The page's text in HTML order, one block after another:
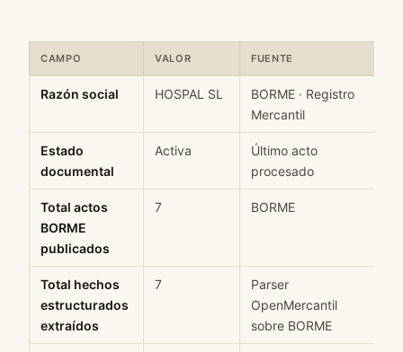
CAMPO VALOR FUENTE
Razón social HOSPAL SL
BORME · Registro
Mercantil
Estado
documental
Activa
Último acto
procesado
Total actos
BORME
publicados
7 BORME
Total hechos
estructurados
extraídos
7
Parser
OpenMercantil
sobre BORME